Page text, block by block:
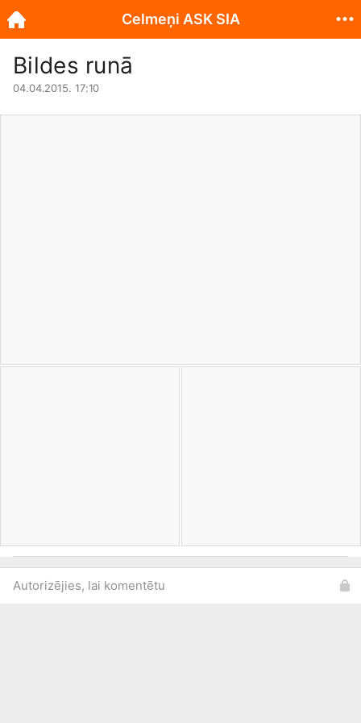
Bildes runā
04.04.2015. 17:10
Autorizējies, lai komentētu
Celmeņi ASK SIA